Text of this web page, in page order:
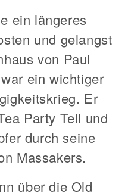
ein längeres
und gelangst
von Paul
ein wichtiger
Er
Party Teil und
durch seine
Massakers.
über die Old